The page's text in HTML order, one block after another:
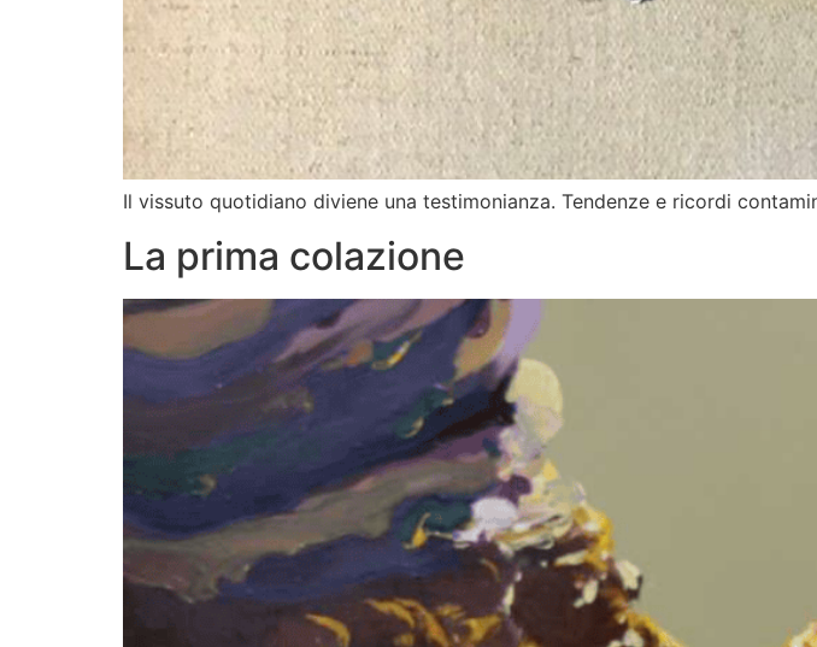
Il vissuto quotidiano diviene una testimonianza. Tendenze e ricordi
La prima colazione